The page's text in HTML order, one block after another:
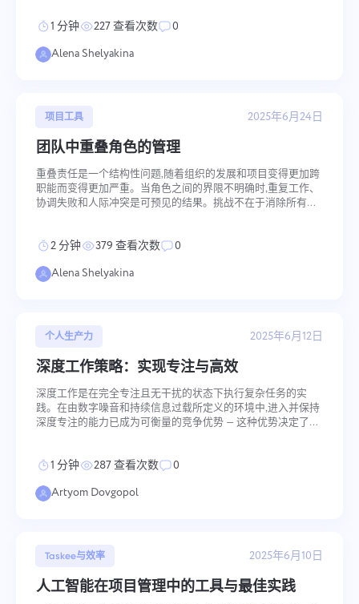
要点 在旅途中保持高效从清晰的任务规划和时区意识开始 可以
保持工作与休息之间的健康平衡对能量和创造力至关重要 智能
1 分钟 227 查看次数
0
Alena Shelyakina
项目工具 2025年6月24日
团队中重叠角色的管理
重叠责任是一个结构性问题,随着组织的发展和项目变得更加跨
职能而变得更加严重。当角色之间的界限不明确时,重复工作、
协调失败和人际冲突是可预见的结果。挑战不在于消除所有重
重叠源于不明确的角色和对独立的追求 责任管理需要 RACI、
除它们 介绍 责任重叠的根本原因通常是角色边界不明确 — 特
2 分钟 379 查看次数
0
Alena Shelyakina
个人生产力 2025年6月12日
深度工作策略：实现专注与高效
深度工作是在完全专注且无干扰的状态下执行复杂任务的实
践。在由数字噪音和持续信息过载所定义的环境中,进入并保持
深度专注的能力已成为可衡量的竞争优势 — 这种优势决定了认
理、数字卫生和专注仪式等经过验证的策略有助于进入深度专
介绍 在当今的工作环境中,不受干扰地专注于认知要求高的任务
1 分钟 287 查看次数
0
Artyom Dovgopol
Taskee与效率 2025年6月10日
人工智能在项目管理中的工具与最佳实践
提供问题描述和正确选项
发送
邮箱
发送
点击"发送"按钮，即表示您同意按照以下文件处理您的个
人数据：隐私政策。
请详细描述您遇到的问题，提供具体信息，并随
时附上任何相关文件。您的积极参与有助于我们
改善用户体验，确保为所有人提供更好的服务
发送
Your message has been sent
感谢您成为 Taskee 的一部分
功能
它是如何工作的
建议
点击按钮即表示您同意处理您的信息 个人数据.